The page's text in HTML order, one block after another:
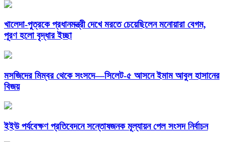
খালেদা-পুত্রকে প্রধানমন্ত্রী দেখে মরতে চেয়েছিলেন মনোয়ারা বেগম,
পূরণ হলো বৃদ্ধার ইচ্ছা
মসজিদের মিম্বর থেকে সংসদে—সিলেট-৫ আসনে ইমাম আবুল হাসানের
বিজয়
ইইউ পর্যবেক্ষণ প্রতিবেদনে সন্তোষজনক মূল্যায়ন পেল সংসদ নির্বাচন